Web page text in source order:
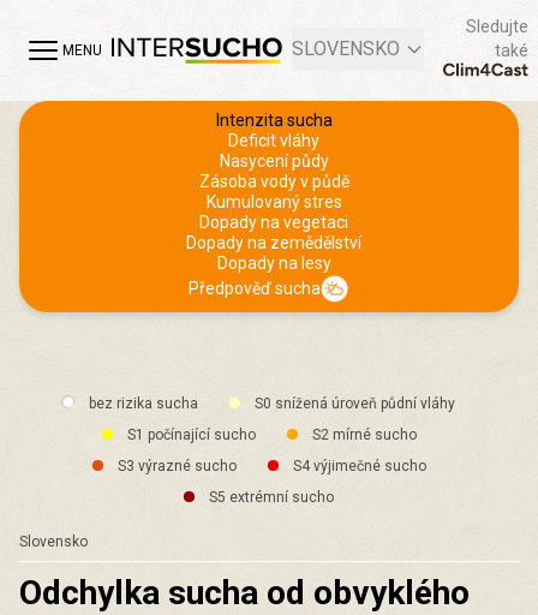
MENU SLOVENSKO
Sledujte
také
Intenzita sucha
Deficit vláhy
Nasycení půdy
Zásoba vody v půdě
Kumulovaný stres
Dopady na vegetaci
Dopady na zemědělství
Dopady na lesy
Předpověď sucha
bez rizika sucha
S0 snížená úroveň půdní vláhy
S1 počínající sucho
S2 mírné sucho
S3 výrazné sucho
S4 výjimečné sucho
S5 extrémní sucho
Slovensko
Odchylka sucha od obvyklého